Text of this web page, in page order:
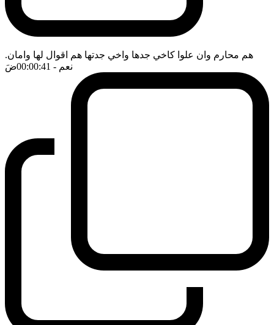
هم محارم وان علوا كاخي جدها واخي جدتها هم اقوال لها وامان.
نعم - 00:00:41 ضَ